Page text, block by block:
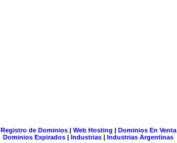
Registro de Dominios| Web Hosting | Dominios En Venta
Dominios Expirados | Industrias | Industrias Argentinas